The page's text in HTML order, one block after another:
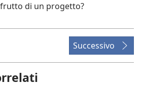
frutto di un progetto?
Successivo